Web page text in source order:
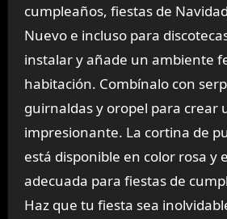
cumpleaños, fiestas de
Nuevo e incluso para
instalar y añade un ambiente
habitación. Combínalo con
guirnaldas y oropel para crear
impresionante. La cortina de
está disponible en color rosa y
adecuada para fiestas de
Haz que tu fiesta sea